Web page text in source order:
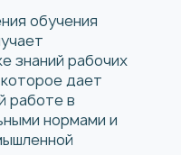
обучения
знаний рабочих
дает
работе в
нормами и